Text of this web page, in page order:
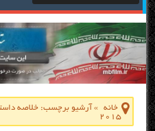
خانه »
2015